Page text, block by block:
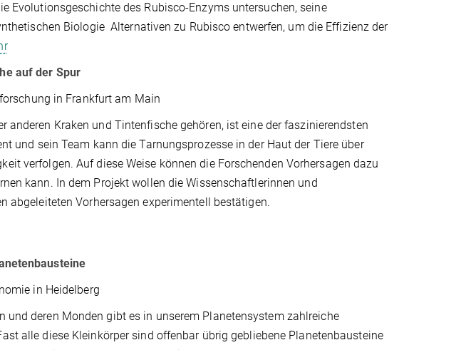
Evolutionsgeschichte des Rubisco-Enzyms untersuchen, seine
Biologie Alternativen zu Rubisco entwerfen, um die Effizienz der
auf der Spur
in Frankfurt am Main
anderen Kraken und Tintenfische gehören, ist eine der faszinierendsten
und sein Team kann die Tarnungsprozesse in der Haut der Tiere über
verfolgen. Auf diese Weise können die Forschenden Vorhersagen dazu
kann. In dem Projekt wollen die Wissenschaftlerinnen und
abgeleiteten Vorhersagen experimentell bestätigen.
in Heidelberg
und deren Monden gibt es in unserem Planetensystem zahlreiche
alle diese Kleinkörper sind offenbar übrig gebliebene Planetenbausteine